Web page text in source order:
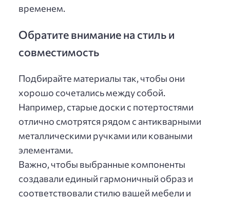
временем.
Обратите внимание на стиль и
совместимость
Подбирайте материалы так, чтобы они
хорошо сочетались между собой.
Например, старые доски с потертостями
отлично смотрятся рядом с антикварными
металлическими ручками или коваными
элементами.
Важно, чтобы выбранные компоненты
создавали единый гармоничный образ и
соответствовали стилю вашей мебели и